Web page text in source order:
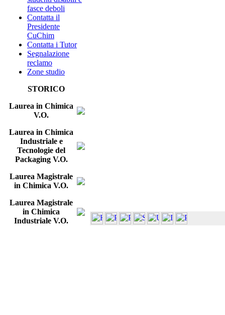
fasce deboli
Contatta il
Presidente
CuChim
Contatta i Tutor
Segnalazione
reclamo
Zone studio
STORICO
Laurea in Chimica
V.O.
Laurea in Chimica
Industriale e
Tecnologie del
Packaging V.O.
Laurea Magistrale
in Chimica V.O.
Laurea Magistrale
in Chimica
Industriale V.O.